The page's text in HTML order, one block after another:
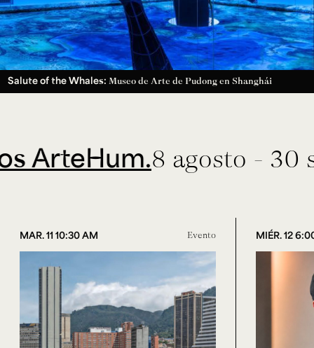
Salute of the Whales: Museo de Arte de Pudong en Shanghái
8 agosto - 30
MAR. 11 10:30 AM Evento MIÉR. 12